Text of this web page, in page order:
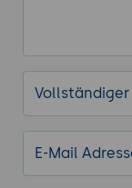
Vollständiger
E-Mail